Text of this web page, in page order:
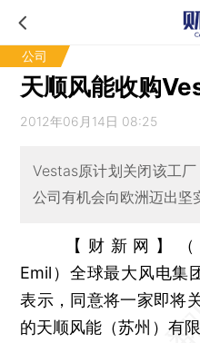
公司
天顺风能收购
2012年06月14日 08:25
Vestas原计划关闭该工
公司有机会向欧洲迈出坚
【财新网】（
Emil） 全球最大风电集
表示，同意将一家即将
的天顺风能（苏州）有